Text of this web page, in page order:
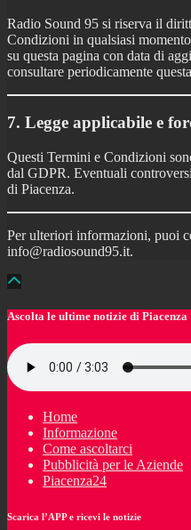
Radio Sound 95 si riserva il
Condizioni in qualsiasi
su questa pagina con data di
consultare periodicamente
7. Legge applicabile e
Questi Termini e Condizioni
dal GDPR. Eventuali
di Piacenza.
Per ulteriori informazioni, puoi
info@radiosound95.it.
Ascolta le ultime notizie di Piacenza
Home
Informazione
Come ascoltarci
Pubblicità per le Aziende
Piacenza24
Scarica l’APP e ricevi le notizie